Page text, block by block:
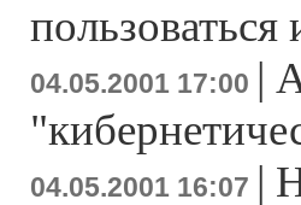
04.05.2001 17:00 |
04.05.2001 16:07 |